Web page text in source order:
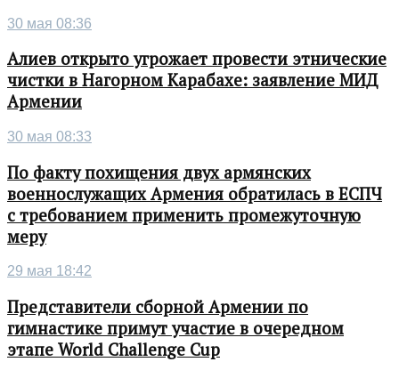
30 мая 08:36
Алиев открыто угрожает провести этнические
чистки в Нагорном Карабахе: заявление МИД
Армении
30 мая 08:33
По факту похищения двух армянских
военнослужащих Армения обратилась в ЕСПЧ
с требованием применить промежуточную
меру
29 мая 18:42
Представители сборной Армении по
гимнастике примут участие в очередном
этапе World Challenge Cup